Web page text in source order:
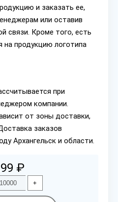
и заказать ее,
или оставив
связи. Кроме того, есть
на продукцию логотипа
при
компании.
от зоны доставки,
заказов
Архангельск и области.
₽
+